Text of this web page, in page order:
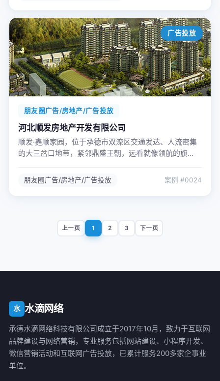
广告投放
朋友圈广告/房地产/广告投放
河北顺发房地产开发有限公司
顺发·鑫顺家园，位于承德市双滦区交通发达、人流密集
的大三岔口地带，紧邻鼎盛王朝，远看就像领航的旗
及南营子商业中心仅十公里，行车仅15分钟。
朋友圈广告/房地产/广告投放 案例 #0024
上一页 1 2 3 下一页
水 水滴网络
承德水滴网络科技有限公司成立于2017年10月，致力于互联网
品牌建设与网络营销，专业服务包括网站建设、小程序开发、
微信营销活动和互联网广告投放，已累计服务200多家企事业
单位。